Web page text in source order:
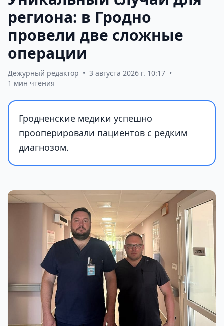
региона: в Гродно
провели две сложные
операции
Дежурный редактор • 3 августа 2026 г. 10:17 •
1 мин чтения
Гродненские медики успешно
прооперировали пациентов с редким
диагнозом.